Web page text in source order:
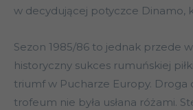
w decydującej potyczce Dinamo,
Sezon 1985/86 to jednak przede
historyczny sukces rumuńskiej
triumf w Pucharze Europy. Droga
trofeum nie była usłana różami.